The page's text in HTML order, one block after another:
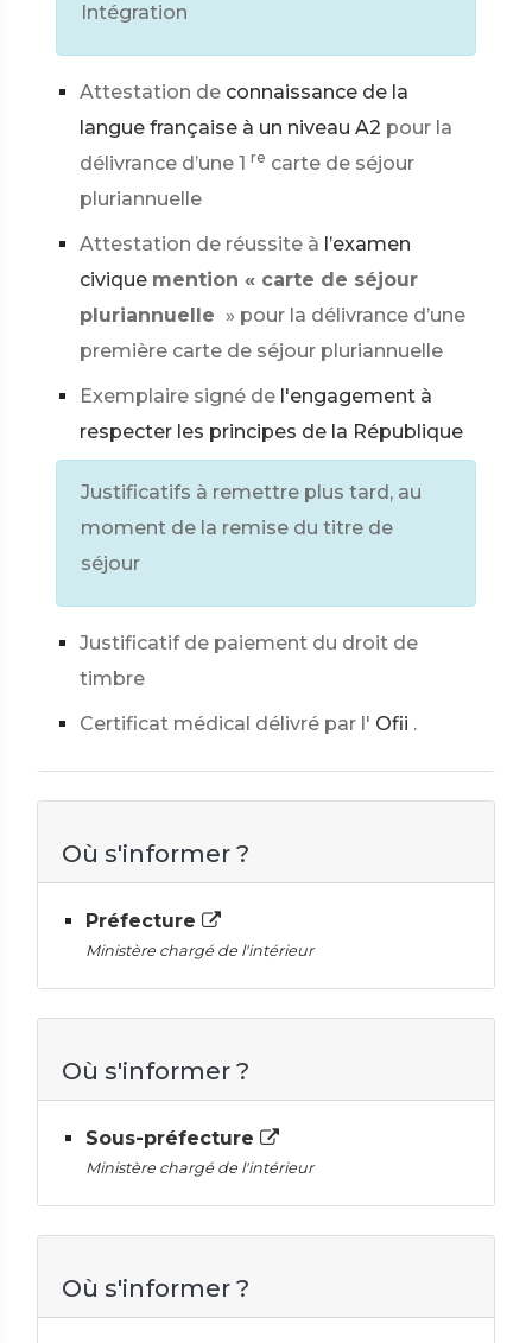
Intégration
Attestation de connaissance de la
langue française à un niveau A2 pour la
délivrance d’une 1 re carte de séjour
pluriannuelle
Attestation de réussite à l’examen
civique mention « carte de séjour
pluriannuelle » pour la délivrance d’une
première carte de séjour pluriannuelle
Exemplaire signé de l'engagement à
respecter les principes de la République
Justificatifs à remettre plus tard, au
moment de la remise du titre de
séjour
Justificatif de paiement du droit de
timbre
Certificat médical délivré par l' Ofii .
Où s'informer ?
Préfecture
Ministère chargé de l'intérieur
Où s'informer ?
Sous-préfecture
Ministère chargé de l'intérieur
Où s'informer ?